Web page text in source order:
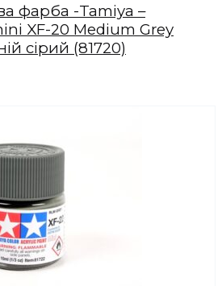
фарба -Tamiya –
XF-20 Medium Grey
сірий (81720)